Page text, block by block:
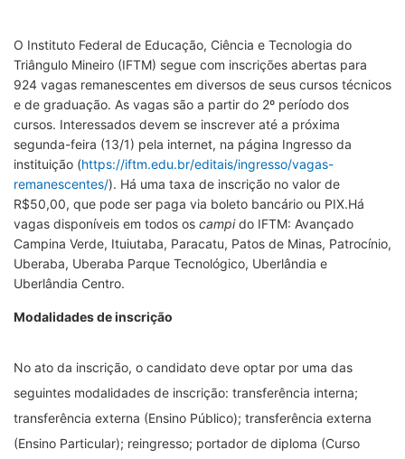
O Instituto Federal de Educação, Ciência e Tecnologia do
Triângulo Mineiro (IFTM) segue com inscrições abertas para
924 vagas remanescentes em diversos de seus cursos técnicos
e de graduação. As vagas são a partir do 2º período dos
cursos. Interessados devem se inscrever até a próxima
segunda-feira (13/1) pela internet, na página Ingresso da
instituição (https://iftm.edu.br/editais/ingresso/vagas-
remanescentes/). Há uma taxa de inscrição no valor de
R$50,00, que pode ser paga via boleto bancário ou PIX.Há
vagas disponíveis em todos os campido IFTM: Avançado
Campina Verde, Ituiutaba, Paracatu, Patos de Minas, Patrocínio,
Uberaba, Uberaba Parque Tecnológico, Uberlândia e
Uberlândia Centro.
Modalidades de inscrição
No ato da inscrição, o candidato deve optar por uma das
seguintes modalidades de inscrição: transferência interna;
transferência externa (Ensino Público); transferência externa
(Ensino Particular); reingresso; portador de diploma (Curso